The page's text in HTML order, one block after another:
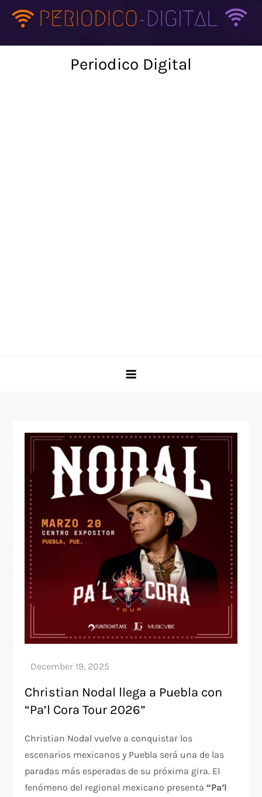
Skip
Periodico Digital
Christian Nodal llega a Puebla con
“Pa’l Cora Tour 2026”
Christian Nodal vuelve a conquistar los
escenarios mexicanos y Puebla será una de las
paradas más esperadas de su próxima gira. El
fenómeno del regional mexicano presenta“Pa’l